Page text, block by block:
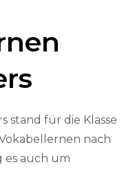
stand für die Klasse
nach
es auch um